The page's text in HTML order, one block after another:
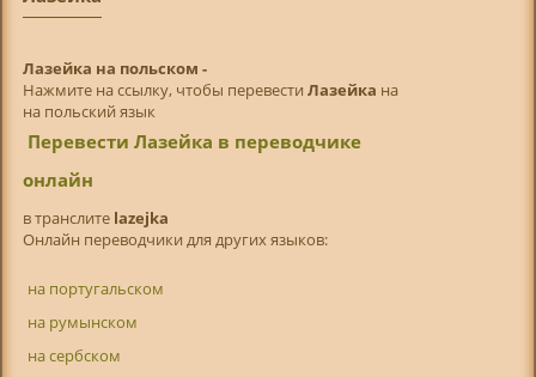
Лазейка на польском -
Нажмите на ссылку, чтобы перевести Лазейка на
на польский язык
Перевести Лазейка в переводчике
онлайн
в транслитe lazejka
Онлайн переводчики для других языков:
на португальском
на румынском
на сербском